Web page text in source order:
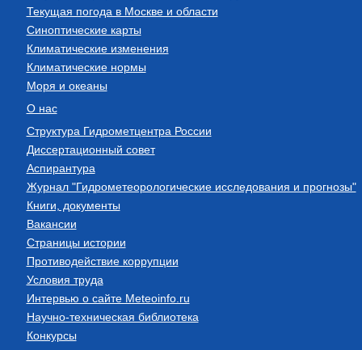
Текущая погода в Москве и области
Синоптические карты
Климатические изменения
Климатические нормы
Моря и океаны
О нас
Структура Гидрометцентра России
Диссертационный совет
Аспирантура
Журнал "Гидрометеорологические исследования и прогнозы"
Книги, документы
Вакансии
Страницы истории
Противодействие коррупции
Условия труда
Интервью о сайте Meteoinfo.ru
Научно-техническая библиотека
Конкурсы